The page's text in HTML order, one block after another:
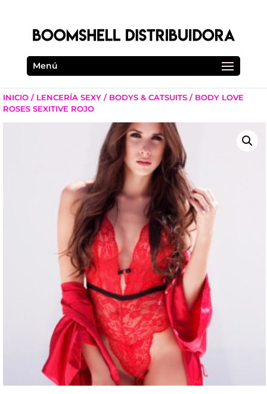
Menú
INICIO / LENCERÍA SEXY / BODYS & CATSUITS / BODY LOVE
ROSES SEXITIVE ROJO